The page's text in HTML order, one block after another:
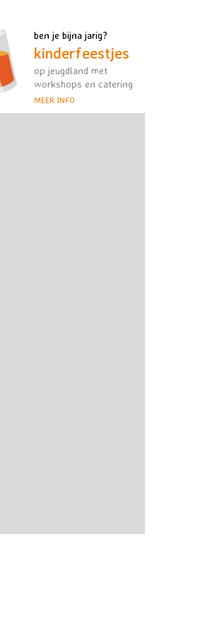
ben je bijna jarig?
kinderfeestjes
op jeugdland met
workshops en catering
MEER INFO